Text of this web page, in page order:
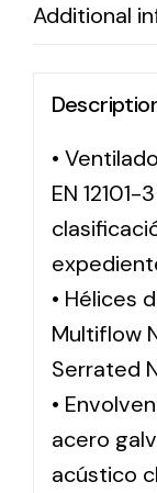
Additional
•
EN
• Hélices
Multiflow
Serrated
•
acero
acústico